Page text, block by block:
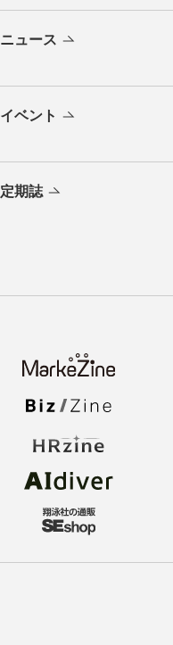
ニュース
イベント
定期誌